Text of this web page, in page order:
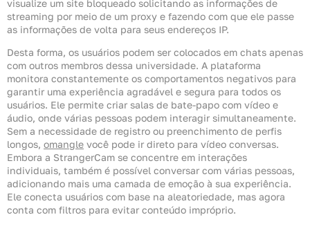
visualize um site bloqueado solicitando as informações de
streaming por meio de um proxy e fazendo com que ele passe
as informações de volta para seus endereços IP.
Desta forma, os usuários podem ser colocados em chats apenas
com outros membros dessa universidade. A plataforma
monitora constantemente os comportamentos negativos para
garantir uma experiência agradável e segura para todos os
usuários. Ele permite criar salas de bate-papo com vídeo e
áudio, onde várias pessoas podem interagir simultaneamente.
Sem a necessidade de registro ou preenchimento de perfis
longos, omangle você pode ir direto para vídeo conversas.
Embora a StrangerCam se concentre em interações
individuais, também é possível conversar com várias pessoas,
adicionando mais uma camada de emoção à sua experiência.
Ele conecta usuários com base na aleatoriedade, mas agora
conta com filtros para evitar conteúdo impróprio.